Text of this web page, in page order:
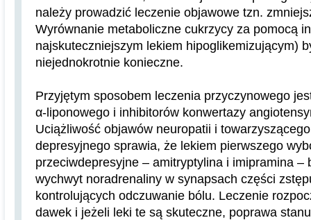
należy prowadzić leczenie objawowe tzn.
Wyrównanie metaboliczne cukrzycy za pomocą
najskuteczniejszym lekiem hipoglikemizującym)
niejednokrotnie konieczne.
Przyjętym sposobem leczenia przyczynowego
α-liponowego i inhibitorów konwertazy
Uciążliwość objawów neuropatii i
depresyjnego sprawia, że lekiem pierwszego
przeciwdepresyjne – amitryptylina i imipramina –
wychwyt noradrenaliny w synapsach części
kontrolujących odczuwanie bólu. Leczenie
dawek i jeżeli leki te są skuteczne, poprawa